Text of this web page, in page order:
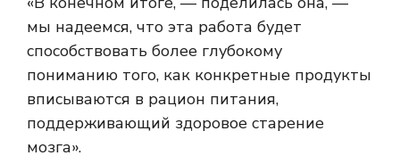
мы надеемся, что эта работа будет
способствовать более глубокому
пониманию того, как конкретные продукты
вписываются в рацион питания,
поддерживающий здоровое старение
мозга».